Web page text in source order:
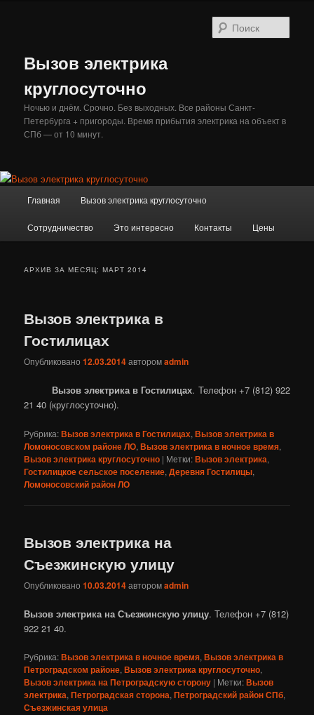
Вызов электрика
круглосуточно
Ночью и днём. Срочно. Без выходных. Все районы Санкт-
Петербурга + пригороды. Время прибытия электрика на объект в
СПб — от 10 минут.
Главная Вызов электрика круглосуточно
Сотрудничество Это интересно Контакты Цены
АРХИВ ЗА МЕСЯЦ:МАРТ 2014
Вызов электрика в
Гостилицах
Опубликовано12.03.2014авторомadmin
Вызов электрика в Гостилицах. Телефон +7 (812) 922
21 40 (круглосуточно).
Рубрика:Вызов электрика в Гостилицах,Вызов электрика в
Ломоносовском районе ЛО,Вызов электрика в ночное время,
Вызов электрика круглосуточно | Метки:Вызов электрика,
Гостилицкое сельское поселение,Деревня Гостилицы,
Ломоносовский район ЛО
Вызов электрика на
Съезжинскую улицу
Опубликовано10.03.2014авторомadmin
Вызов электрика на Съезжинскую улицу. Телефон +7 (812)
922 21 40.
Рубрика:Вызов электрика в ночное время,Вызов электрика в
Петроградском районе,Вызов электрика круглосуточно,
Вызов электрика на Петроградскую сторону | Метки:Вызов
электрика,Петроградская сторона,Петроградский район СПб,
Съезжинская улица